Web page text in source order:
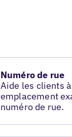
Numéro de rue
Aide les clients
emplacement
numéro de rue.